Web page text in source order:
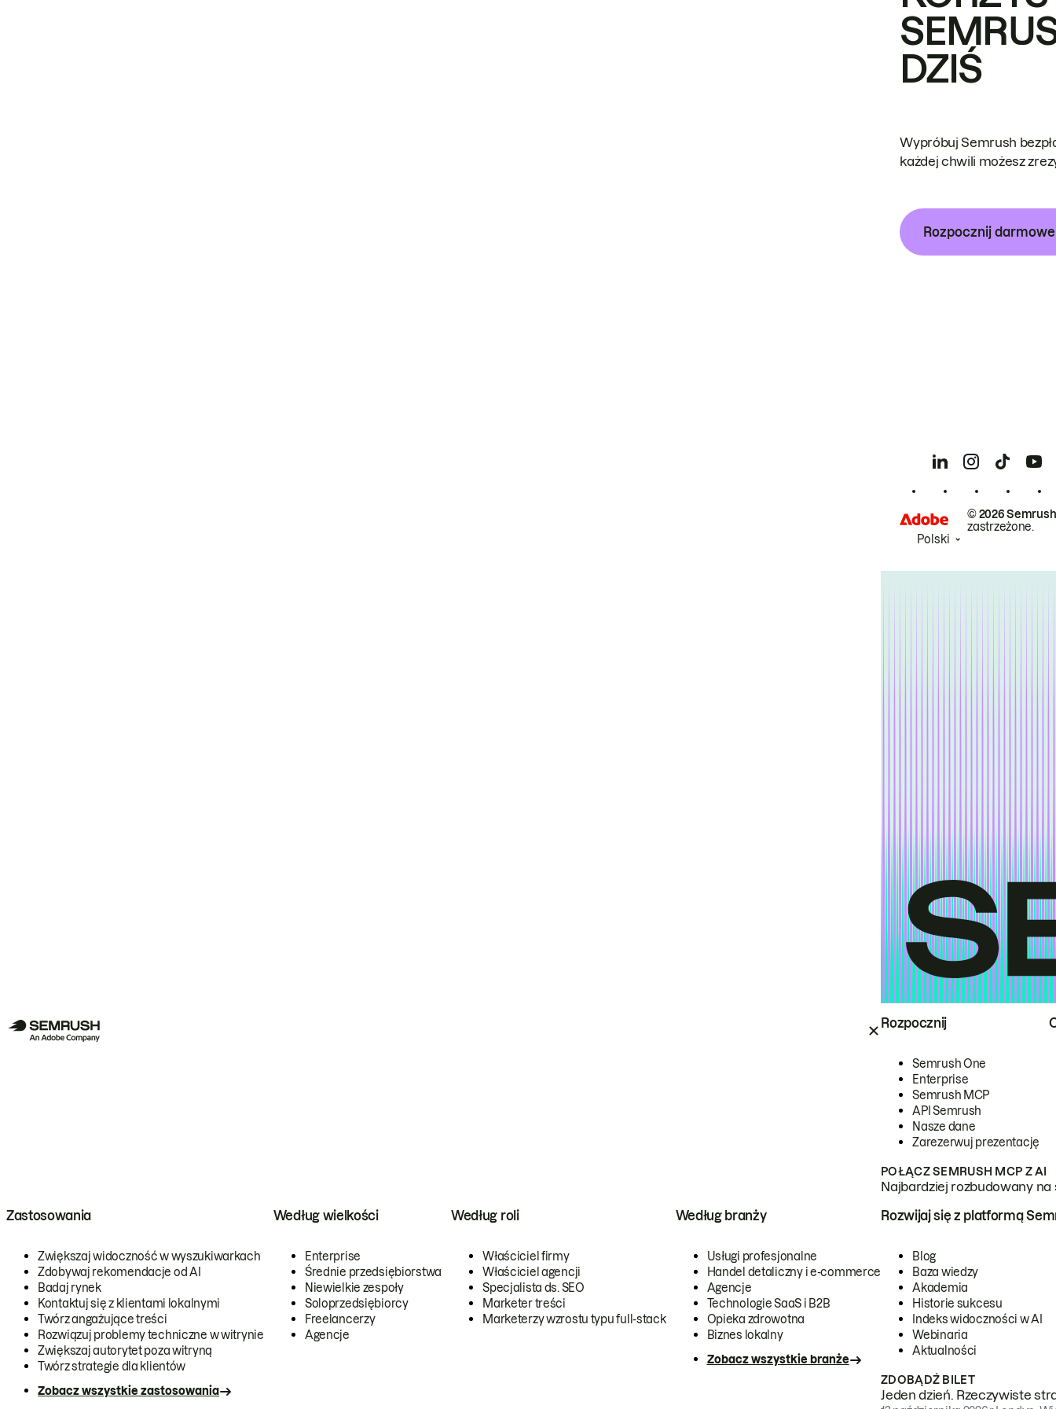
Rozpocznij
Semrush One
Enterprise
Semrush MCP
API Semrush
Nasze dane
Zarezerwuj prezentację
POŁĄCZ SEMRUSH MCP Z AI
Najbardziej rozbudowany
Zastosowania
Zwiększaj widoczność w wyszukiwarkach
Zdobywaj rekomendacje od AI
Badaj rynek
Kontaktuj się z klientami lokalnymi
Twórz angażujące treści
Rozwiązuj problemy techniczne w witrynie
Zwiększaj autorytet poza witryną
Twórz strategie dla klientów
Zobacz wszystkie zastosowania
Według wielkości
Enterprise
Średnie przedsiębiorstwa
Niewielkie zespoły
Soloprzedsiębiorcy
Freelancerzy
Agencje
Według roli
Właściciel firmy
Właściciel agencji
Specjalista ds. SEO
Marketer treści
Marketerzy wzrostu typu full-stack
Według branży
Usługi profesjonalne
Handel detaliczny i e-commerce
Agencje
Technologie SaaS i B2B
Opieka zdrowotna
Biznes lokalny
Zobacz wszystkie branże
Rozwijaj się z platformą
Blog
Baza wiedzy
Akademia
Historie sukcesu
Indeks widoczności w AI
Webinaria
Aktualności
ZDOBĄDŹ BILET
Jeden dzień. Rzeczywiste
DZIŚ
Wypróbuj Semrush
każdej chwili możesz
Rozpocznij
© 2026
zastrzeżone.
Polski